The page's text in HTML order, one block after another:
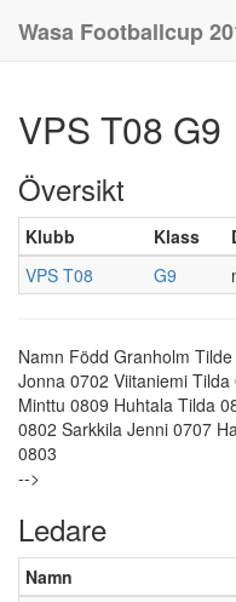
Wasa Footballcup
VPS T08 G9
Översikt
Klubb Klass
VPS T08
G9
Namn Född Granholm
Jonna 0702 Viitaniemi Tilda
Minttu 0809 Huhtala Tilda
0802 Sarkkila Jenni 0707
0803
-->
Ledare
Namn